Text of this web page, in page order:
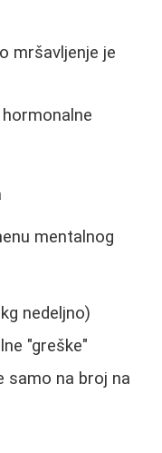
mršavljenje je
mentalnog
nedeljno)
"greške"
samo na broj na